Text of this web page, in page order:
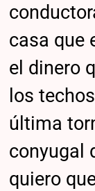
casa que
el dinero
los
última
conyugal
quiero